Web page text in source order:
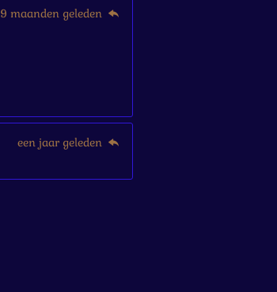
9 maanden geleden
een jaar geleden